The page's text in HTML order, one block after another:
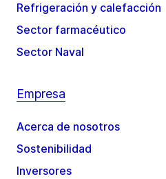
Refrigeración y calefacción
Sector farmacéutico
Sector Naval
Empresa
Acerca de nosotros
Sostenibilidad
Inversores